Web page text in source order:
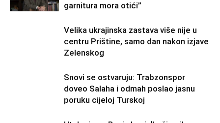
garnitura mora otići”
Velika ukrajinska zastava više nije u
centru Prištine, samo dan nakon izjave
Zelenskog
Snovi se ostvaruju: Trabzonspor
doveo Salaha i odmah poslao jasnu
poruku cijeloj Turskoj